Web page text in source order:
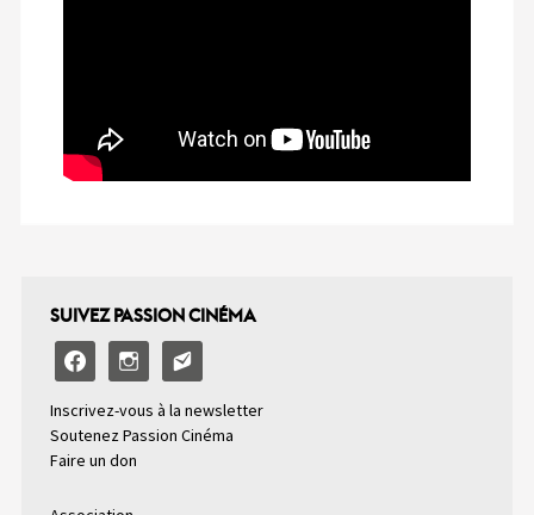
SUIVEZ PASSION CINÉMA
facebookinstagramemail-
alt2
Inscrivez-vous à la newsletter
Soutenez Passion Cinéma
Faire un don